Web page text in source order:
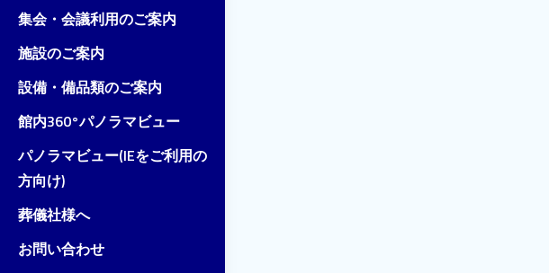
集会・会議利用のご案内
施設のご案内
設備・備品類のご案内
館内360°パノラマビュー
パノラマビュー(IEをご利用の
方向け)
葬儀社様へ
お問い合わせ